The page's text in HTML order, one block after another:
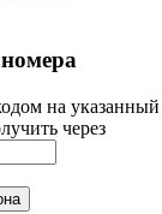
на указанный
через